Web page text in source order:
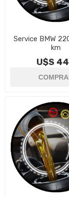
Service BMW
km
U$S